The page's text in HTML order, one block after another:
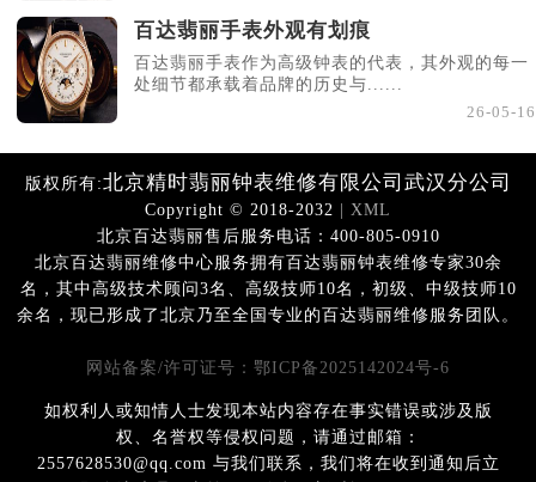
百达翡丽手表外观有划痕
百达翡丽手表作为高级钟表的代表，其外观的每一
处细节都承载着品牌的历史与......
26-05-16
版权所有:北京精时翡丽钟表维修有限公司武汉分公司
Copyright © 2018-2032 | XML
北京百达翡丽售后服务电话：400-805-0910
北京百达翡丽维修中心服务拥有百达翡丽钟表维修专家30余
名，其中高级技术顾问3名、高级技师10名，初级、中级技师10
余名，现已形成了北京乃至全国专业的百达翡丽维修服务团队。
网站备案/许可证号：鄂ICP备2025142024号-6
如权利人或知情人士发现本站内容存在事实错误或涉及版
权、名誉权等侵权问题，请通过邮箱：
2557628530@qq.com 与我们联系，我们将在收到通知后立